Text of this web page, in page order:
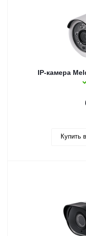
IP-камера
Купить